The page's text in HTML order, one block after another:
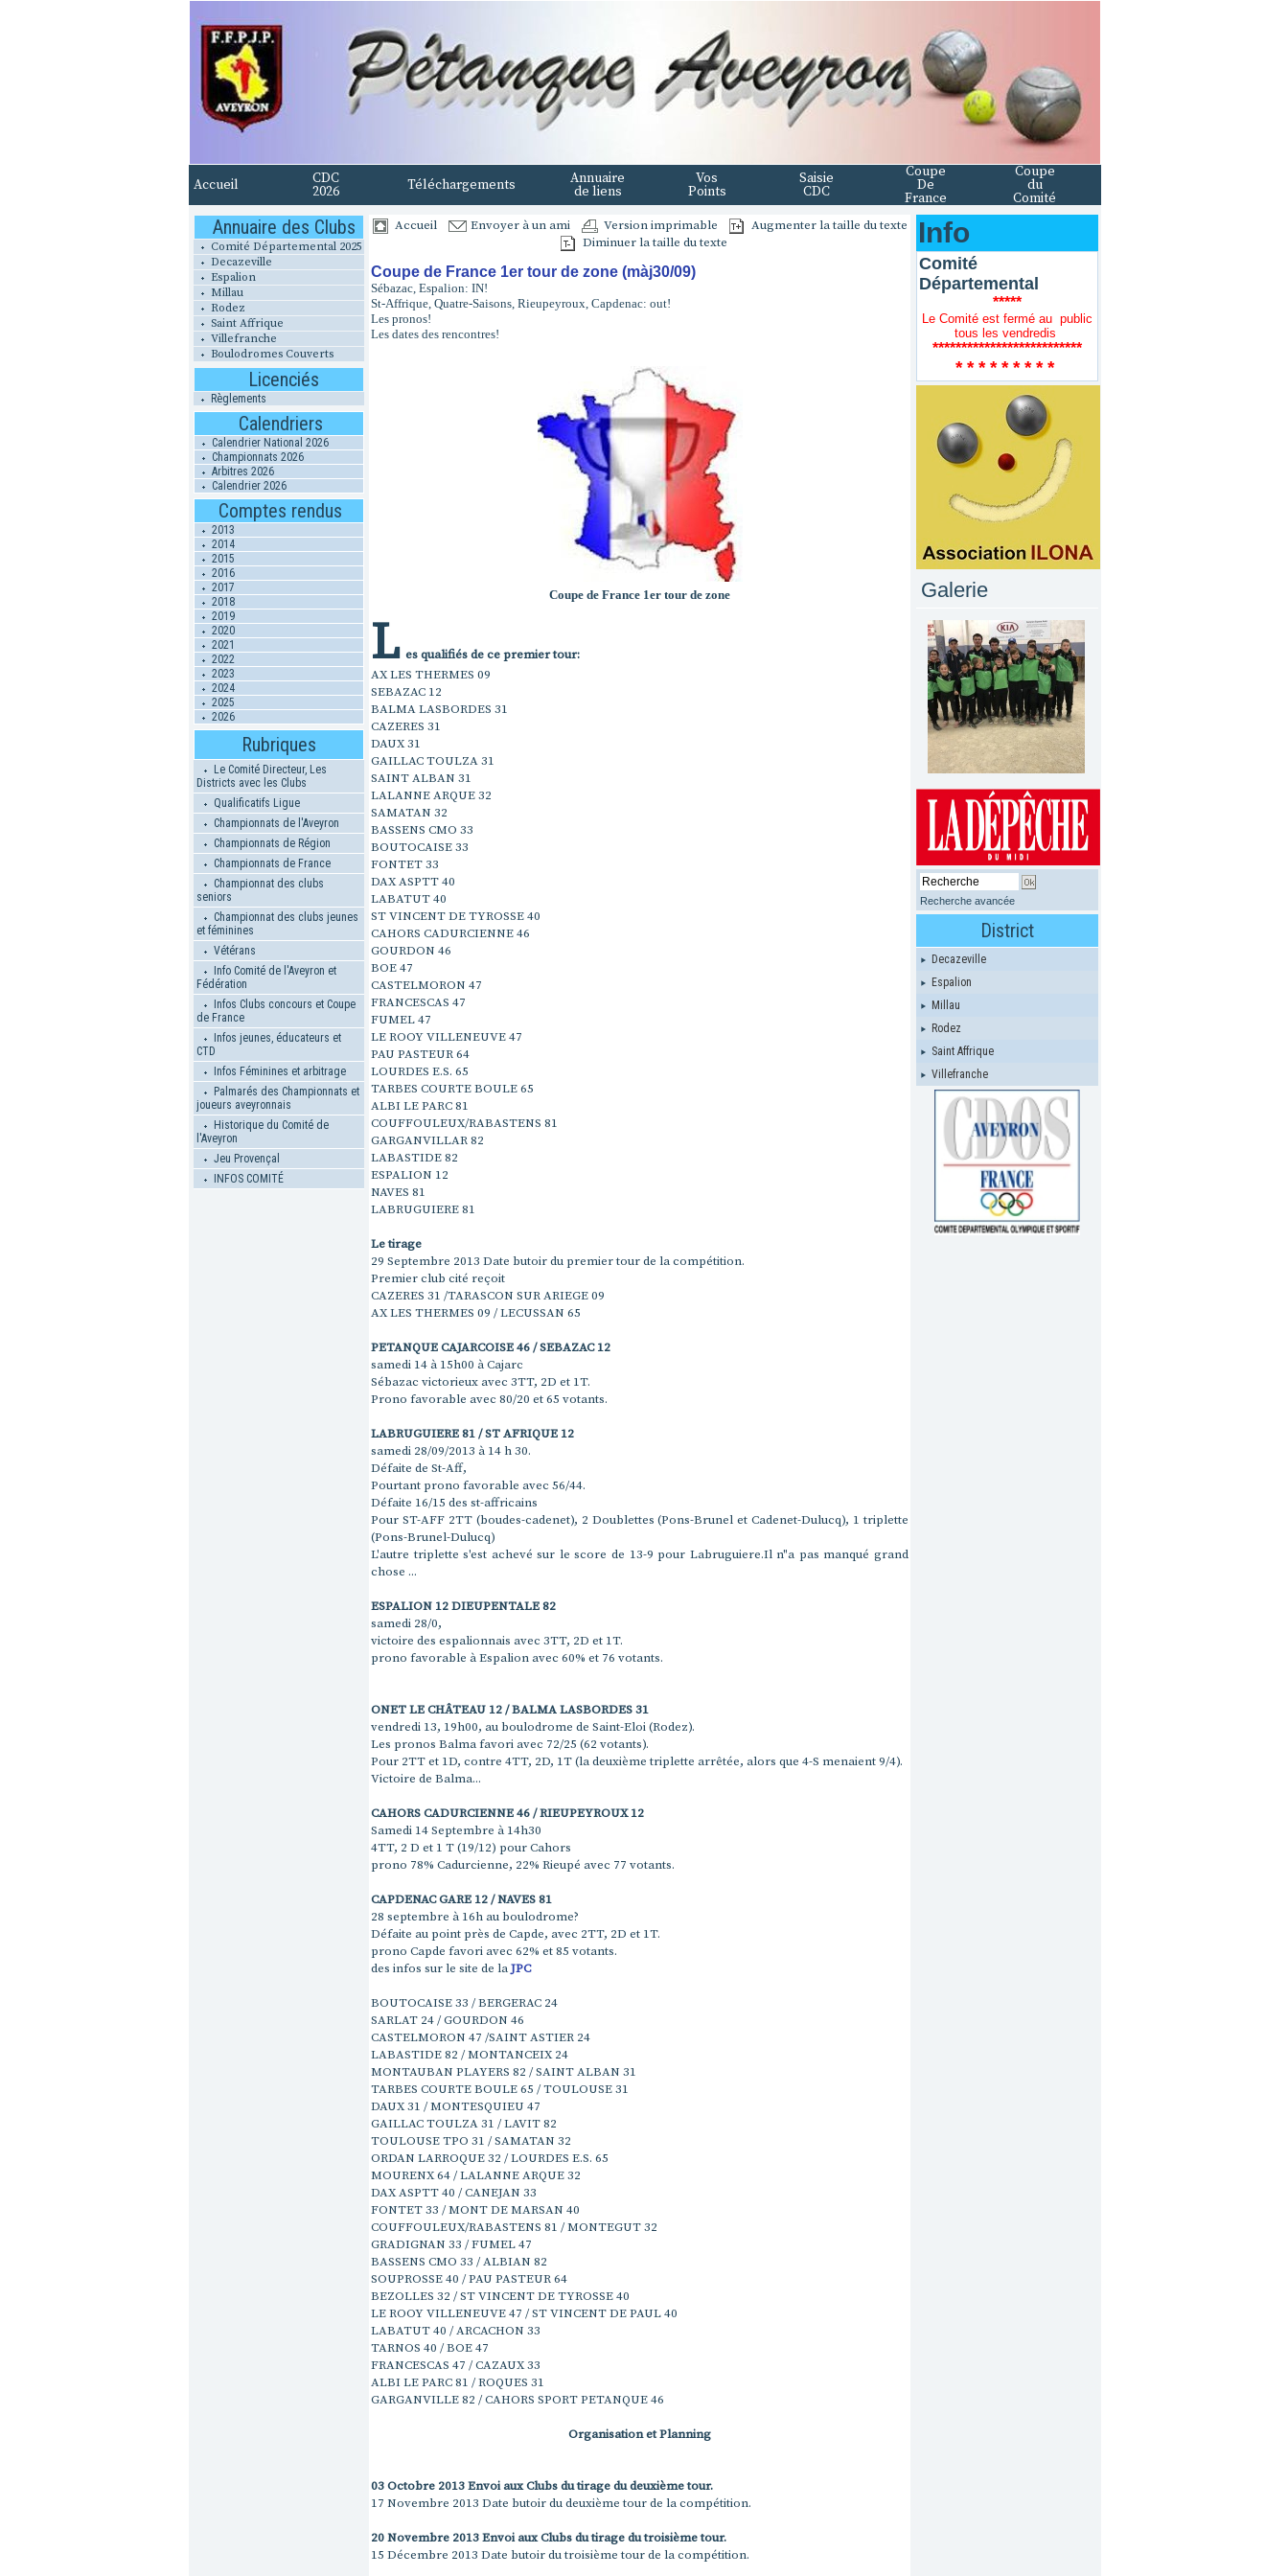
Accueil CDC
2026 Téléchargements Annuaire
de liens
Vos
Points
Saisie
CDC
Coupe
De
France
Coupe
du
Comité
Annuaire des Clubs
Comité Départemental 2025
Decazeville
Espalion
Millau
Rodez
Saint Affrique
Villefranche
Boulodromes Couverts
Licenciés
Règlements
Calendriers
Calendrier National 2026
Championnats 2026
Arbitres 2026
Calendrier 2026
Comptes rendus
2013
2014
2015
2016
2017
2018
2019
2020
2021
2022
2023
2024
2025
2026
Rubriques
Le Comité Directeur, Les
Districts avec les Clubs
Qualificatifs Ligue
Championnats de l'Aveyron
Championnats de Région
Championnats de France
Championnat des clubs
seniors
Championnat des clubs jeunes
et féminines
Vétérans
Info Comité de l'Aveyron et
Fédération
Infos Clubs concours et Coupe
de France
Infos jeunes, éducateurs et
CTD
Infos Féminines et arbitrage
Palmarés des Championnats et
joueurs aveyronnais
Historique du Comité de
l'Aveyron
Jeu Provençal
INFOS COMITÉ
Accueil Envoyer à un ami Version imprimable
Augmenter la taille du texte
Diminuer la taille du texte
Coupe de France 1er tour de zone (màj30/09)
Sébazac, Espalion: IN!
St-Affrique, Quatre-Saisons, Rieupeyroux, Capdenac: out!
Les pronos!
Les dates des rencontres!
Coupe de France 1er tour de zone
L es qualifiés de ce premier tour:
AX LES THERMES 09
SEBAZAC 12
BALMA LASBORDES 31
CAZERES 31
DAUX 31
GAILLAC TOULZA 31
SAINT ALBAN 31
LALANNE ARQUE 32
SAMATAN 32
BASSENS CMO 33
BOUTOCAISE 33
FONTET 33
DAX ASPTT 40
LABATUT 40
ST VINCENT DE TYROSSE 40
CAHORS CADURCIENNE 46
GOURDON 46
BOE 47
CASTELMORON 47
FRANCESCAS 47
FUMEL 47
LE ROOY VILLENEUVE 47
PAU PASTEUR 64
LOURDES E.S. 65
TARBES COURTE BOULE 65
ALBI LE PARC 81
COUFFOULEUX/RABASTENS 81
GARGANVILLAR 82
LABASTIDE 82
ESPALION 12
NAVES 81
LABRUGUIERE 81
Le tirage
29 Septembre 2013 Date butoir du premier tour de la compétition.
Premier club cité reçoit
CAZERES 31 /TARASCON SUR ARIEGE 09
AX LES THERMES 09 / LECUSSAN 65
PETANQUE CAJARCOISE 46 / SEBAZAC 12
samedi 14 à 15h00 à Cajarc
Sébazac victorieux avec 3TT, 2D et 1T.
Prono favorable avec 80/20 et 65 votants.
LABRUGUIERE 81 / ST AFRIQUE 12
samedi 28/09/2013 à 14 h 30.
Défaite de St-Aff,
Pourtant prono favorable avec 56/44.
Défaite 16/15 des st-affricains
Pour ST-AFF 2TT (boudes-cadenet), 2 Doublettes (Pons-Brunel et Cadenet-Dulucq), 1 triplette
(Pons-Brunel-Dulucq)
L'autre triplette s'est achevé sur le score de 13-9 pour Labruguiere.Il n"a pas manqué grand
chose ...
ESPALION 12 DIEUPENTALE 82
samedi 28/0,
victoire des espalionnais avec 3TT, 2D et 1T.
prono favorable à Espalion avec 60% et 76 votants.
ONET LE CHÂTEAU 12 / BALMA LASBORDES 31
vendredi 13, 19h00, au boulodrome de Saint-Eloi (Rodez).
Les pronos Balma favori avec 72/25 (62 votants).
Pour 2TT et 1D, contre 4TT, 2D, 1T (la deuxième triplette arrêtée, alors que 4-S menaient 9/4).
Victoire de Balma...
CAHORS CADURCIENNE 46 / RIEUPEYROUX 12
Samedi 14 Septembre à 14h30
4TT, 2 D et 1 T (19/12) pour Cahors
prono 78% Cadurcienne, 22% Rieupé avec 77 votants.
CAPDENAC GARE 12 / NAVES 81
28 septembre à 16h au boulodrome?
Défaite au point près de Capde, avec 2TT, 2D et 1T.
prono Capde favori avec 62% et 85 votants.
des infos sur le site de laJPC
BOUTOCAISE 33 / BERGERAC 24
SARLAT 24 / GOURDON 46
CASTELMORON 47 /SAINT ASTIER 24
LABASTIDE 82 / MONTANCEIX 24
MONTAUBAN PLAYERS 82 / SAINT ALBAN 31
TARBES COURTE BOULE 65 / TOULOUSE 31
DAUX 31 / MONTESQUIEU 47
GAILLAC TOULZA 31 / LAVIT 82
TOULOUSE TPO 31 / SAMATAN 32
ORDAN LARROQUE 32 / LOURDES E.S. 65
MOURENX 64 / LALANNE ARQUE 32
DAX ASPTT 40 / CANEJAN 33
FONTET 33 / MONT DE MARSAN 40
COUFFOULEUX/RABASTENS 81 / MONTEGUT 32
GRADIGNAN 33 / FUMEL 47
BASSENS CMO 33 / ALBIAN 82
SOUPROSSE 40 / PAU PASTEUR 64
BEZOLLES 32 / ST VINCENT DE TYROSSE 40
LE ROOY VILLENEUVE 47 / ST VINCENT DE PAUL 40
LABATUT 40 / ARCACHON 33
TARNOS 40 / BOE 47
FRANCESCAS 47 / CAZAUX 33
ALBI LE PARC 81 / ROQUES 31
GARGANVILLE 82 / CAHORS SPORT PETANQUE 46
Organisation et Planning
03 Octobre 2013 Envoi aux Clubs du tirage du deuxième tour.
17 Novembre 2013 Date butoir du deuxième tour de la compétition.
20 Novembre 2013 Envoi aux Clubs du tirage du troisième tour.
15 Décembre 2013 Date butoir du troisième tour de la compétition.
Info
Comité
Départemental
*****
Le Comité est fermé au public
tous les vendredis
**************************
* * * * * * * * *
Galerie
Recherche avancée
District
Decazeville
Espalion
Millau
Rodez
Saint Affrique
Villefranche